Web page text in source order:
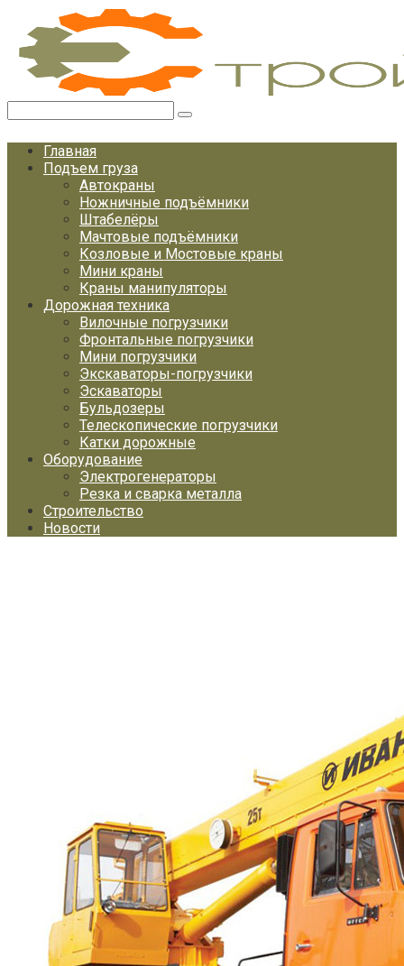
Перейти
контенту
Главная
Подъем груза
Автокраны
Ножничные подъёмники
Штабелёры
Мачтовые подъёмники
Козловые и Мостовые краны
Мини краны
Краны манипуляторы
Дорожная техника
Вилочные погрузчики
Фронтальные погрузчики
Мини погрузчики
Экскаваторы-погрузчики
Эскаваторы
Бульдозеры
Телескопические погрузчики
Катки дорожные
Оборудование
Электрогенераторы
Резка и сварка металла
Строительство
Новости